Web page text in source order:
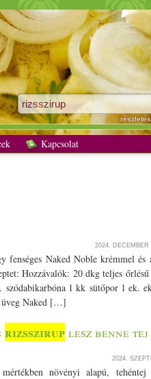
Kapcsolat
2024. DECEMBER
fenséges Naked Noble krémmel és
Hozzávalók: 20 dkg teljes
1 kk sütőpor 1 ek.
Naked […]
rizssziruplesz benne tej
2024.
növényi alapú,